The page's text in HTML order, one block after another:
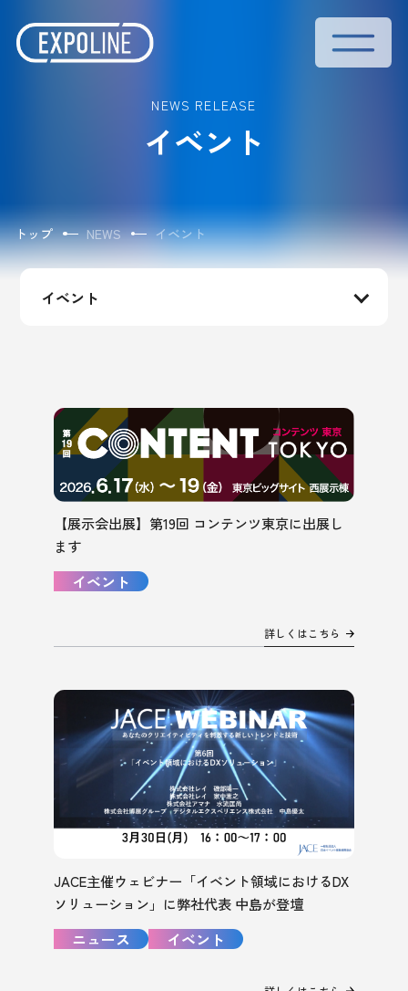
NEWS RELEASE
イベント
トップ NEWS イベント
イベント
【展示会出展】第19回 コンテンツ東京に出展し
ます
イベント
詳しくはこちら
JACE主催ウェビナー「イベント領域におけるDX
ソリューション」に弊社代表 中島が登壇
ニュース イベント